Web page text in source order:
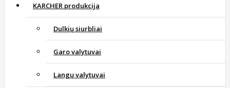
KARCHER produkcija
Dulkių siurbliai
Garo valytuvai
Langų valytuvai